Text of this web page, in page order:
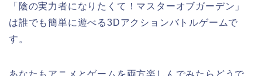
「陰の実力者になりたくて！マスターオブガーデン」
は誰でも簡単に遊べる3Dアクションバトルゲームで
す。
あなたもアニメとゲームを両方楽しんでみたらどうで